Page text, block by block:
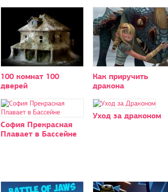
100 комнат 100
дверей
Как приручить
дракона
София Прекрасная
Плавает в Бассейне
Уход за драконом